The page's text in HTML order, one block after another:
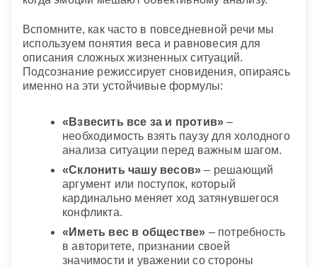
Вспомните, как часто в повседневной речи мы
используем понятия веса и равновесия для
описания сложных жизненных ситуаций.
Подсознание режиссирует сновидения, опираясь
именно на эти устойчивые формулы:
«Взвесить все за и против» –
необходимость взять паузу для холодного
анализа ситуации перед важным шагом.
«Склонить чашу весов» – решающий
аргумент или поступок, который
кардинально меняет ход затянувшегося
конфликта.
«Иметь вес в обществе» – потребность
в авторитете, признании своей
значимости и уважении со стороны